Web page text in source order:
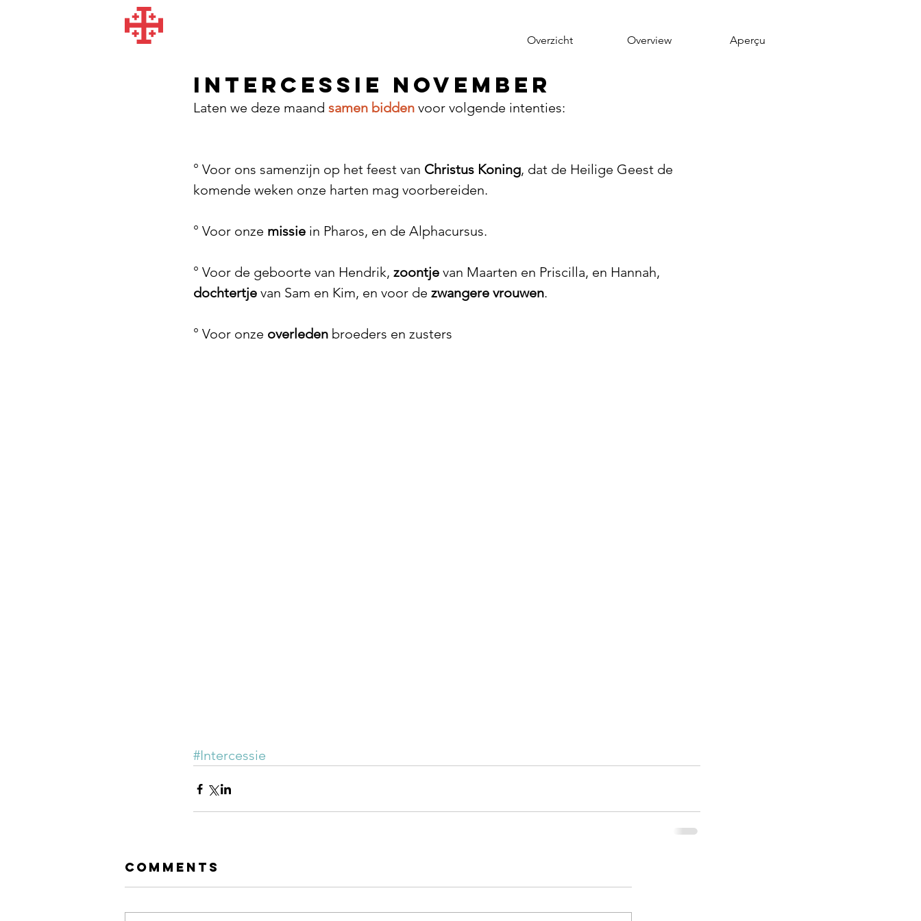
Overzicht Overview Aperçu
Intercessie November
Laten we deze maand samen bidden voor volgende intenties:
° Voor ons samenzijn op het feest van Christus Koning, dat de Heilige Geest de
komende weken onze harten mag voorbereiden.
° Voor onze missie in Pharos, en de Alphacursus.
° Voor de geboorte van Hendrik, zoontje van Maarten en Priscilla, en Hannah,
dochtertje van Sam en Kim, en voor de zwangere vrouwen.
° Voor onze overleden broeders en zusters
#Intercessie
Comments